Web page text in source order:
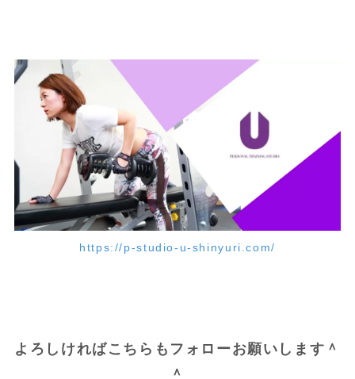
https://p-studio-u-shinyuri.com/
よろしければこちらもフォローお願いします＾
＾